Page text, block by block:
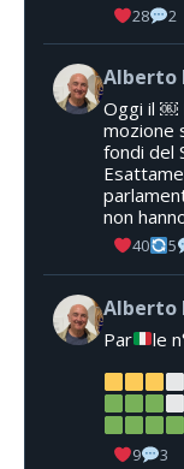
28 2
Alberto
Oggi il ￼
mozione
fondi del
non
40 5
Alberto
Par le
9 3